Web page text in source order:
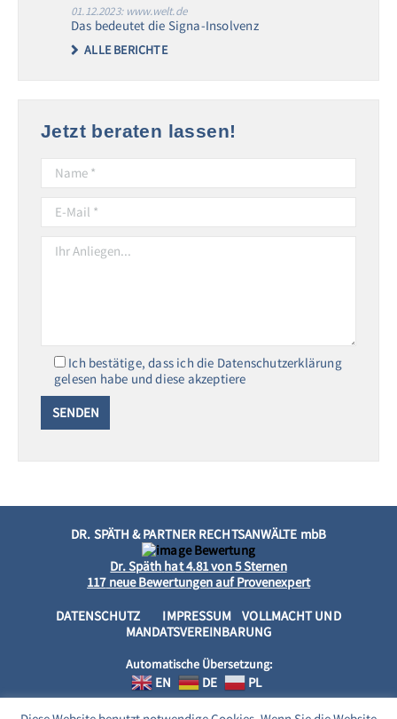
01.12.2023: www.welt.de
Das bedeutet die Signa-Insolvenz
ALLE BERICHTE
Jetzt beraten lassen!
Ich bestätige, dass ich die Datenschutzerklärung
gelesen habe und diese akzeptiere
DR. SPÄTH & PARTNER RECHTSANWÄLTE mbB
Dr. Späth hat4.81von5Sternen
117neue Bewertungen auf Provenexpert
DATENSCHUTZ
IMPRESSUM
VOLLMACHT UND
MANDATSVEREINBARUNG
Automatische Übersetzung:
EN DE PL